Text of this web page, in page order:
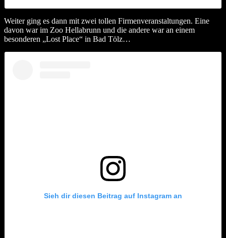
Weiter ging es dann mit zwei tollen Firmenveranstaltungen. Eine
davon war im Zoo Hellabrunn und die andere war an einem
besonderen „Lost Place“ in Bad Tölz…
Sieh dir diesen Beitrag auf Instagram an